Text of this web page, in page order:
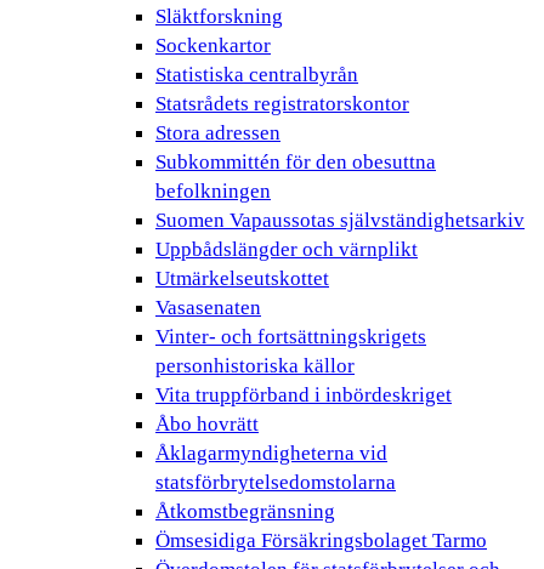
Släktforskning
Sockenkartor
Statistiska centralbyrån
Statsrådets registratorskontor
Stora adressen
Subkommittén för den obesuttna
befolkningen
Suomen Vapaussotas självständighetsarkiv
Uppbådslängder och värnplikt
Utmärkelseutskottet
Vasasenaten
Vinter- och fortsättningskrigets
personhistoriska källor
Vita truppförband i inbördeskriget
Åbo hovrätt
Åklagarmyndigheterna vid
statsförbrytelsedomstolarna
Åtkomstbegränsning
Ömsesidiga Försäkringsbolaget Tarmo